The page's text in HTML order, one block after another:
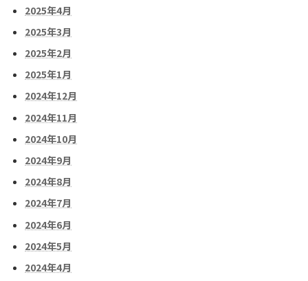
2025年4月
2025年3月
2025年2月
2025年1月
2024年12月
2024年11月
2024年10月
2024年9月
2024年8月
2024年7月
2024年6月
2024年5月
2024年4月